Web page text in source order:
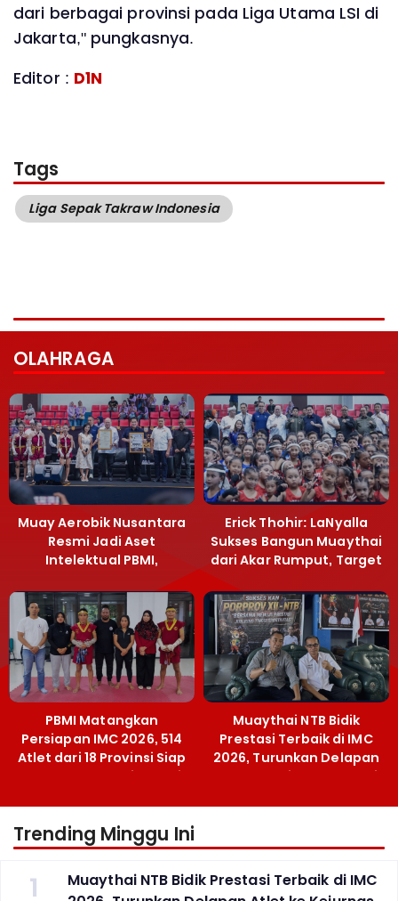
dari berbagai provinsi pada Liga Utama LSI di
Jakarta," pungkasnya.
Editor : D1N
Tags
Liga Sepak Takraw Indonesia
OLAHRAGA
Muay Aerobik Nusantara
Resmi Jadi Aset
Intelektual PBMI,
Terobosan Bangun
Grassroots
Erick Thohir: LaNyalla
Sukses Bangun Muaythai
dari Akar Rumput, Target
PBMI Matangkan
Persiapan IMC 2026, 514
Atlet dari 18 Provinsi Siap
Berlaga Besok di Bekasi
Muaythai NTB Bidik
Prestasi Terbaik di IMC
2026, Turunkan Delapan
Atlet ke Kejurnas Bekasi
Trending Minggu Ini
1
Muaythai NTB Bidik Prestasi Terbaik di IMC